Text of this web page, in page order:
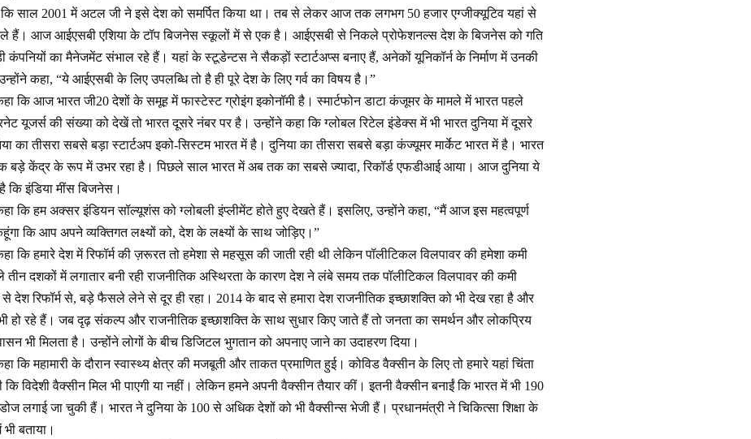
कि साल 2001 में अटल जी ने इसे देश को समर्पित किया था। तब से लेकर आज तक लगभग 50 हजार एग्जीक्यूटिव यहां से
हैं। आज आईएसबी एशिया के टॉप बिजनेस स्कूलों में से एक है। आईएसबी से निकले प्रोफेशनल्स देश के बिजनेस को गति
कंपनियों का मैनेजमेंट संभाल रहे हैं। यहां के स्टूडेन्टस ने सैकड़ों स्टार्टअप्स बनाए हैं, अनेकों यूनिकॉर्न के निर्माण में उनकी
कहा, “ये आईएसबी के लिए उपलब्धि तो है ही पूरे देश के लिए गर्व का विषय है।”
कि आज भारत जी20 देशों के समूह में फास्टेस्ट ग्रोइंग इकोनॉमी है। स्मार्टफोन डाटा कंजूमर के मामले में भारत पहले
यूजर्स की संख्या को देखें तो भारत दूसरे नंबर पर है। उन्होंने कहा कि ग्लोबल रिटेल इंडेक्स में भी भारत दुनिया में दूसरे
का तीसरा सबसे बड़ा स्टार्टअप इको-सिस्टम भारत में है। दुनिया का तीसरा सबसे बड़ा कंज्यूमर मार्केट भारत में है। भारत
केंद्र के रूप में उभर रहा है। पिछले साल भारत में अब तक का सबसे ज्यादा, रिकॉर्ड एफडीआई आया। आज दुनिया ये
कि इंडिया मींस बिजनेस।
कि हम अक्सर इंडियन सॉल्यूशंस को ग्लोबली इंप्लीमेंट होते हुए देखते हैं। इसलिए, उन्होंने कहा, “मैं आज इस महत्वपूर्ण
कि आप अपने व्यक्तिगत लक्ष्यों को, देश के लक्ष्यों के साथ जोड़िए।”
कि हमारे देश में रिफॉर्म की ज़रूरत तो हमेशा से महसूस की जाती रही थी लेकिन पॉलीटिकल विलपावर की हमेशा कमी
तीन दशकों में लगातार बनी रही राजनीतिक अस्थिरता के कारण देश ने लंबे समय तक पॉलीटिकल विलपावर की कमी
देश रिफॉर्म से, बड़े फैसले लेने से दूर ही रहा। 2014 के बाद से हमारा देश राजनीतिक इच्छाशक्ति को भी देख रहा है और
भी हो रहे हैं। जब दृढ़ संकल्प और राजनीतिक इच्छाशक्ति के साथ सुधार किए जाते हैं तो जनता का समर्थन और लोकप्रिय
भी मिलता है। उन्होंने लोगों के बीच डिजिटल भुगतान को अपनाए जाने का उदाहरण दिया।
कि महामारी के दौरान स्वास्थ्य क्षेत्र की मजबूती और ताकत प्रमाणित हुई। कोविड वैक्सीन के लिए तो हमारे यहां चिंता
कि विदेशी वैक्सीन मिल भी पाएगी या नहीं। लेकिन हमने अपनी वैक्सीन तैयार कीं। इतनी वैक्सीन बनाईं कि भारत में भी 190
लगाई जा चुकी हैं। भारत ने दुनिया के 100 से अधिक देशों को भी वैक्सीन्स भेजी हैं। प्रधानमंत्री ने चिकित्सा शिक्षा के
बताया।